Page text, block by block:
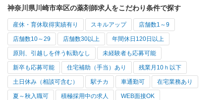
神奈川県川崎市幸区の薬剤師求人をこだわり条件で探す
産休・育休取得実績有り スキルアップ 店舗数1～9
店舗数10～29 店舗数30以上 年間休日120日以上
原則、引越しを伴う転勤なし 未経験者も応募可能
新卒も応募可能 住宅補助（手当）あり 残業月10ｈ以下
土日休み（相談可含む） 駅チカ 車通勤可 在宅業務あり
夏～秋入職可 積極採用中の求人 WEB面接OK